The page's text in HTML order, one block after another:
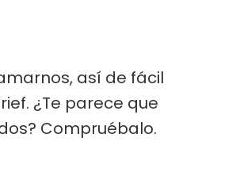
así de fácil
¿Te parece que
Compruébalo.